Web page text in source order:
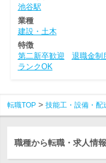
池谷駅
業種
建設・土木
特徴
第二新卒歓迎
退職金制
ランクOK
転職TOP 技能工・設備・配
職種から転職・求人情